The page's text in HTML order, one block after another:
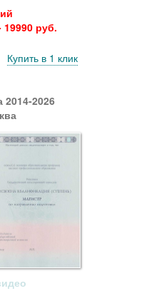
руб.
Купить в 1 клик
2014-2026